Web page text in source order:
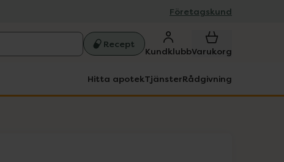
Företagskund
Recept
KundklubbVarukorg
Hitta apotekTjänsterRådgivning